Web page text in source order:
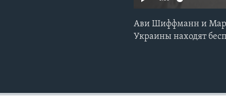
Ави Шиффманн и
Украины находят